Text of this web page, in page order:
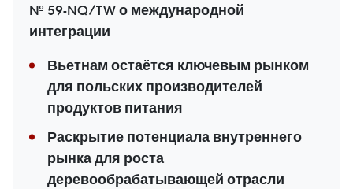
№ 59-NQ/TW о международной
интеграции
Вьетнам остаётся ключевым рынком
для польских производителей
продуктов питания
Раскрытие потенциала внутреннего
рынка для роста
деревообрабатывающей отрасли